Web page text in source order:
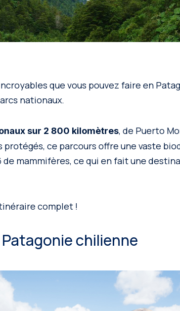
que vous pouvez faire en
nationaux.
sur 2 800 kilomètres, de Puerto
protégés, ce parcours offre une vaste
de mammifères, ce qui en fait une
complet !
chilienne